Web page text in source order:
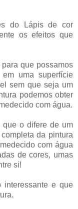
do Lápis de cor
os efeitos que
que possamos
uma superfície
sem que seja um
podemos obter
com água.
que o difere de um
da pintura
com água
de cores, umas
si!
interessante e que